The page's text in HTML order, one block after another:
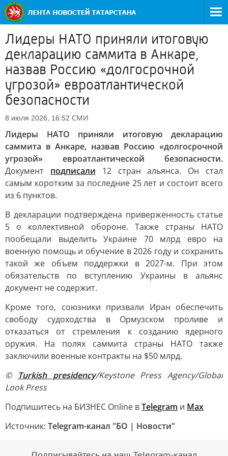
Лидеры НАТО приняли итоговую
декларацию саммита в Анкаре,
назвав Россию «долгосрочной
угрозой» евроатлантической
безопасности
8 июля 2026, 16:52 СМИ
Лидеры НАТО приняли итоговую декларацию
саммита в Анкаре, назвав Россию «долгосрочной
угрозой» евроатлантической безопасности.
Документ подписали 12 стран альянса. Он стал
самым коротким за последние 25 лет и состоит всего
из 6 пунктов.
В декларации подтверждена приверженность статье
5 о коллективной обороне. Также страны НАТО
пообещали выделить Украине 70 млрд евро на
военную помощь и обучение в 2026 году и сохранить
такой же объем поддержки в 2027-м. При этом
обязательств по вступлению Украины в альянс
документ не содержит.
Кроме того, союзники призвали Иран обеспечить
свободу судоходства в Ормузском проливе и
отказаться от стремления к созданию ядерного
оружия. На полях саммита страны НАТО также
заключили военные контракты на $50 млрд.
© Turkish presidency/Keystone Press Agency/Global
Look Press
Подпишитесь на БИЗНЕС Online вTelegram и Max
Источник: Telegram-канал "БО | Новости"